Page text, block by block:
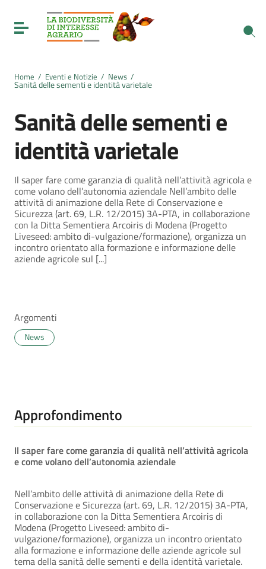
Vai al menu di navigazione
Vai al footer
Toggle navigation
Home / Eventi e Notizie / News /
Sanità delle sementi e identità varietale
Sanità delle sementi e
identità varietale
Il saper fare come garanzia di qualità nell’attività agricola e
come volano dell’autonomia aziendale Nell’ambito delle
attività di animazione della Rete di Conservazione e
Sicurezza (art. 69, L.R. 12/2015) 3A-PTA, in collaborazione
con la Ditta Sementiera Arcoiris di Modena (Progetto
Liveseed: ambito di-vulgazione/formazione), organizza un
incontro orientato alla formazione e informazione delle
aziende agricole sul [...]
Argomenti
News
Approfondimento
Il saper fare come garanzia di qualità nell’attività agricola
e come volano dell’autonomia aziendale
Nell’ambito delle attività di animazione della Rete di
Conservazione e Sicurezza (art. 69, L.R. 12/2015) 3A-PTA,
in collaborazione con la Ditta Sementiera Arcoiris di
Modena (Progetto Liveseed: ambito di-
vulgazione/formazione), organizza un incontro orientato
alla formazione e informazione delle aziende agricole sul
tema della sanità delle sementi e della identità varietale.